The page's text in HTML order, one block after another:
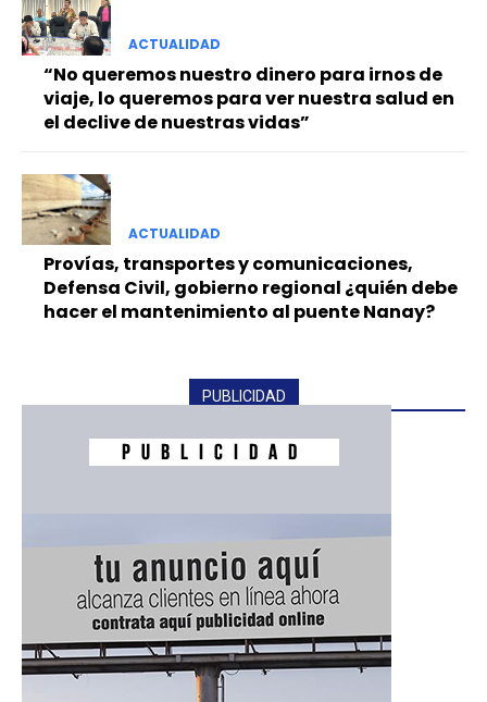
ACTUALIDAD
“No queremos nuestro dinero para irnos de
viaje, lo queremos para ver nuestra salud en
el declive de nuestras vidas”
ACTUALIDAD
Provías, transportes y comunicaciones,
Defensa Civil, gobierno regional ¿quién debe
hacer el mantenimiento al puente Nanay?
PUBLICIDAD